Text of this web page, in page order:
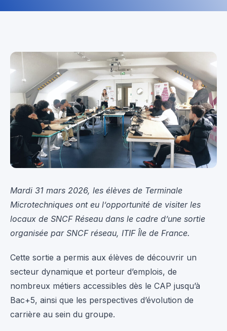
Mardi 31 mars 2026, les élèves de Terminale
Microtechniques ont eu l’opportunité de visiter les
locaux de SNCF Réseau dans le cadre d’une sortie
organisée par SNCF réseau, ITIF Île de France.
Cette sortie a permis aux élèves de découvrir un
secteur dynamique et porteur d’emplois, de
nombreux métiers accessibles dès le CAP jusqu’à
Bac+5, ainsi que les perspectives d’évolution de
carrière au sein du groupe.